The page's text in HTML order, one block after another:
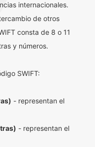
internacionales.
de otros
consta de 8 o 11
y números.
SWIFT:
- representan el
- representan el